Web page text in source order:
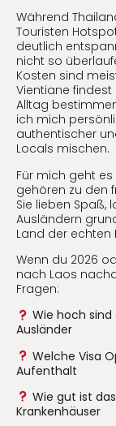
Während
Touristen
deutlich
nicht so
Kosten sind
Vientiane
Alltag
ich mich
authentischer
Locals mischen.
Für mich geht
gehören zu den
Sie lieben Spaß,
Ausländern
Land der echten
Wenn du 2026
nach Laos
Fragen:
Wie hoch sind
Ausländer
Welche Visa
Aufenthalt
Wie gut ist
Krankenhäuser